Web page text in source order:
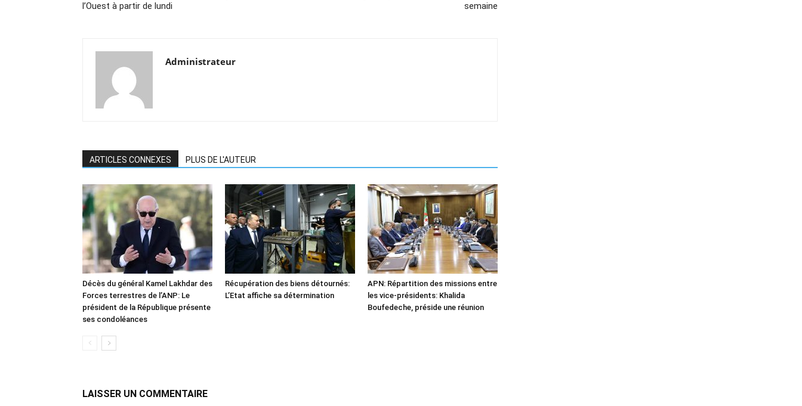
l’Ouest à partir de lundi
semaine
Administrateur
ARTICLES CONNEXES PLUS DE L'AUTEUR
Décès du général Kamel Lakhdar des
Forces terrestres de l’ANP: Le
président de la République présente
ses condoléances
Récupération des biens détournés:
L’Etat affiche sa détermination
APN: Répartition des missions entre
les vice-présidents: Khalida
Boufedeche, préside une réunion
LAISSER UN COMMENTAIRE